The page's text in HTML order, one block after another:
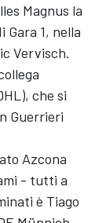
Magnus la
1, nella
Vervisch.
che si
Guerrieri
Azcona
- tutti a
è Tiago